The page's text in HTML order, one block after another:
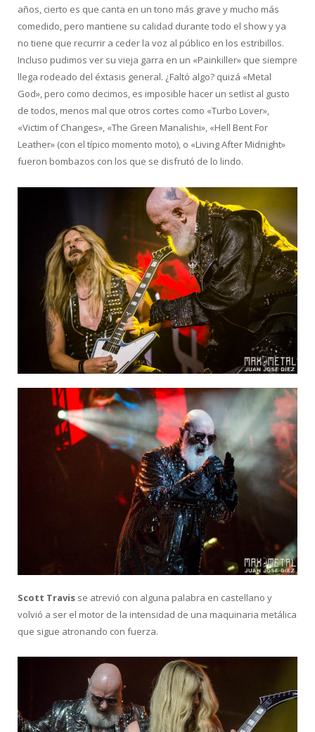
años, cierto es que canta en un tono más grave y mucho más
comedido, pero mantiene su calidad durante todo el show y ya
no tiene que recurrir a ceder la voz al público en los estribillos.
Incluso pudimos ver su vieja garra en un «Painkiller» que siempre
llega rodeado del éxtasis general. ¿Faltó algo? quizá «Metal
God», pero como decimos, es imposible hacer un setlist al gusto
de todos, menos mal que otros cortes como «Turbo Lover»,
«Victim of Changes», «The Green Manalishi», «Hell Bent For
Leather» (con el típico momento moto), o «Living After Midnight»
fueron bombazos con los que se disfrutó de lo lindo.
Scott Travis se atrevió con alguna palabra en castellano y
volvió a ser el motor de la intensidad de una maquinaria metálica
que sigue atronando con fuerza.